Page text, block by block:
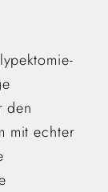
den
mit echter